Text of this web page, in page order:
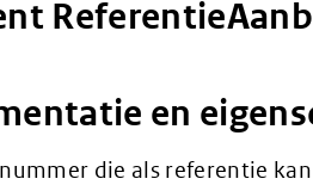
en
die als referentie